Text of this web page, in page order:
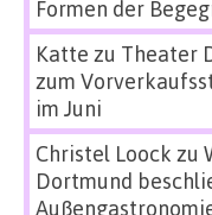
Formen der
Katte zu Theater
zum
im Juni
Christel Loock zu
Dortmund